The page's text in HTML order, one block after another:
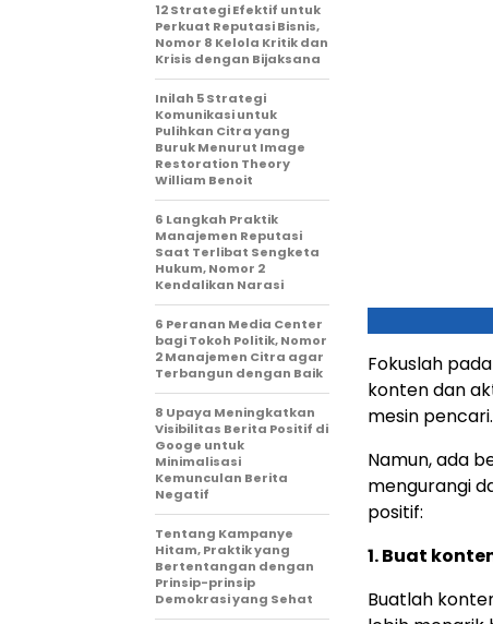
Fokuslah
konten dan
mesin pencari.
Namun, ada
mengurangi
positif:
1. Buat
Buatlah
12 Strategi Efektif untuk
Perkuat Reputasi Bisnis,
Nomor 8 Kelola Kritik dan
Krisis dengan Bijaksana
Inilah 5 Strategi
Komunikasi untuk
Pulihkan Citra yang
Buruk Menurut Image
Restoration Theory
William Benoit
6 Langkah Praktik
Manajemen Reputasi
Saat Terlibat Sengketa
Hukum, Nomor 2
Kendalikan Narasi
6 Peranan Media Center
bagi Tokoh Politik, Nomor
2 Manajemen Citra agar
Terbangun dengan Baik
8 Upaya Meningkatkan
Visibilitas Berita Positif di
Googe untuk
Minimalisasi
Kemunculan Berita
Negatif
Tentang Kampanye
Hitam, Praktik yang
Bertentangan dengan
Prinsip-prinsip
Demokrasi yang Sehat